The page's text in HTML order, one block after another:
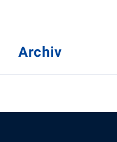
Archiv